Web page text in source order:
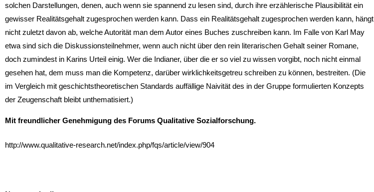
solchen Darstellungen, denen, auch wenn sie spannend zu lesen sind, durch ihre erzählerische Plausibilität ein
gewisser Realitätsgehalt zugesprochen werden kann. Dass ein Realitätsgehalt zugesprochen werden kann, hängt
nicht zuletzt davon ab, welche Autorität man dem Autor eines Buches zuschreiben kann. Im Falle von Karl May
etwa sind sich die Diskussionsteilnehmer, wenn auch nicht über den rein literarischen Gehalt seiner Romane,
doch zumindest in Karins Urteil einig. Wer die Indianer, über die er so viel zu wissen vorgibt, noch nicht einmal
gesehen hat, dem muss man die Kompetenz, darüber wirklichkeitsgetreu schreiben zu können, bestreiten. (Die
im Vergleich mit geschichtstheoretischen Standards auffällige Naivität des in der Gruppe formulierten Konzepts
der Zeugenschaft bleibt unthematisiert.)
Mit freundlicher Genehmigung des Forums Qualitative Sozialforschung.
http://www.qualitative-research.net/index.php/fqs/article/view/904